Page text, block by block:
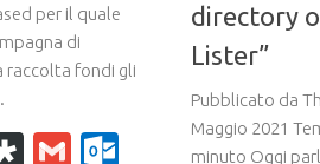
per il quale
di
raccolta fondi gli
Diaspora
Gmail
directory
Lister”
Pubblicato da
Maggio 2021
minuto Oggi